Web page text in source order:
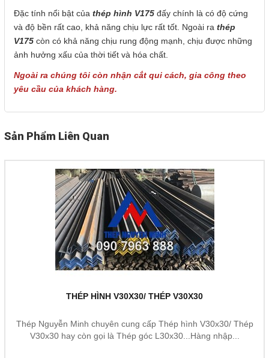
Đặc tính nổi bật của thép hình V175 đấy chính là có độ cứng
và độ bền rất cao, khả năng chịu lực rất tốt. Ngoài ra thép
V175 còn có khả năng chịu rung động mạnh, chịu được những
ảnh hưởng xấu của thời tiết và hóa chất.
Ngoài ra chúng tôi còn nhận cắt qui cách, gia công theo
yêu cầu của khách hàng.
Sản Phẩm Liên Quan
THÉP HÌNH V30X30/ THÉP V30X30
Thép Nguyễn Minh chuyên cung cấp Thép hình V30x30/ Thép
V30x30 hay còn gọi là Thép góc L30x30...Hàng nhập...